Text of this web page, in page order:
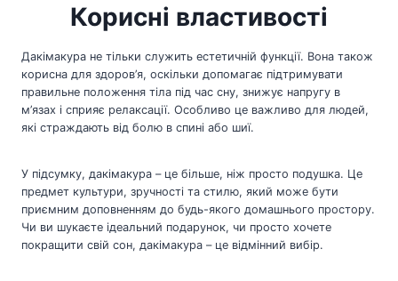
Корисні властивості
Дакімакура не тільки служить естетичній функції. Вона також
корисна для здоров’я, оскільки допомагає підтримувати
правильне положення тіла під час сну, знижує напругу в
м’язах і сприяє релаксації. Особливо це важливо для людей,
які страждають від болю в спині або шиї.
У підсумку, дакімакура – це більше, ніж просто подушка. Це
предмет культури, зручності та стилю, який може бути
приємним доповненням до будь-якого домашнього простору.
Чи ви шукаєте ідеальний подарунок, чи просто хочете
покращити свій сон, дакімакура – це відмінний вибір.